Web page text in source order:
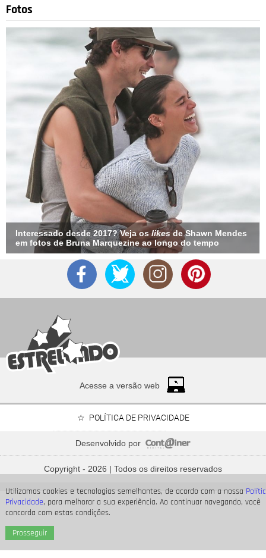
Utilizamos cookies e tecnologias semelhantes, de acordo com a nossa
Privacidade, para melhorar a sua experiência. Ao continuar navegando, você
concorda com estas condições.
Prosseguir
Fotos
Interessado desde 2017? Veja oslikesde Shawn Mendes
em fotos de Bruna Marquezine ao longo do tempo
cinzas dos famosos
Acesse a versão web
POLÍTICA DE PRIVACIDADE
Desenvolvido por
Copyright - 2026 | Todos os direitos reservados